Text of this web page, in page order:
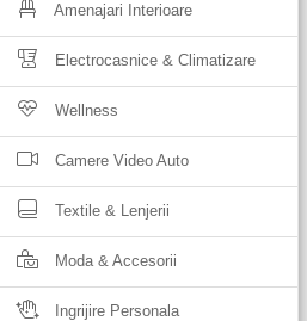
Amenajari Interioare
Electrocasnice & Climatizare
Wellness
Camere Video Auto
Textile & Lenjerii
Moda & Accesorii
Ingrijire Personala